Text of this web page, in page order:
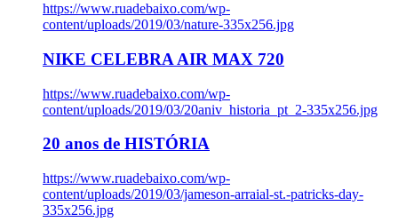
https://www.ruadebaixo.com/wp-
content/uploads/2019/03/nature-335x256.jpg
NIKE CELEBRA AIR MAX 720
https://www.ruadebaixo.com/wp-
content/uploads/2019/03/20aniv_historia_pt_2-335x256.jpg
20 anos de HISTÓRIA
https://www.ruadebaixo.com/wp-
content/uploads/2019/03/jameson-arraial-st.-patricks-day-
335x256.jpg